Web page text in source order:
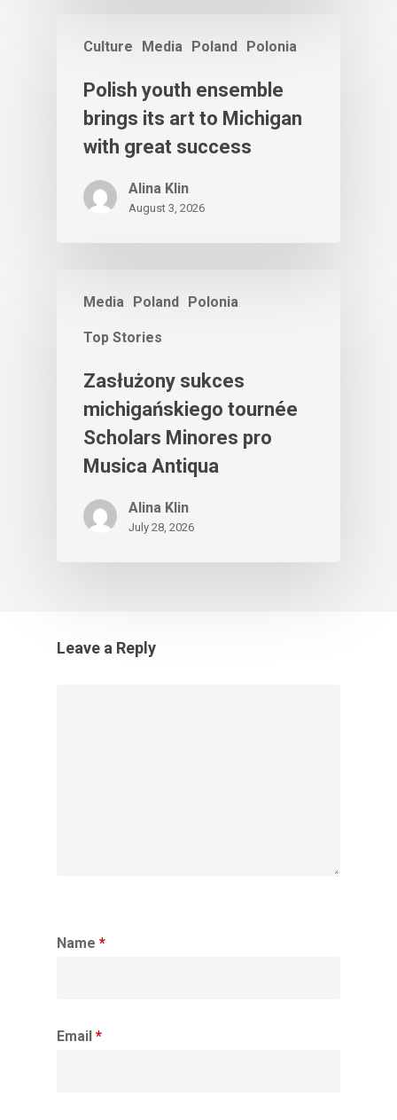
Culture Media Poland Polonia
Polish youth ensemble
brings its art to Michigan
with great success
Alina Klin
August 3, 2026
Media Poland Polonia
Top Stories
Zasłużony sukces
michigańskiego tournée
Scholars Minores pro
Musica Antiqua
Alina Klin
July 28, 2026
Leave a Reply
Name *
Email *